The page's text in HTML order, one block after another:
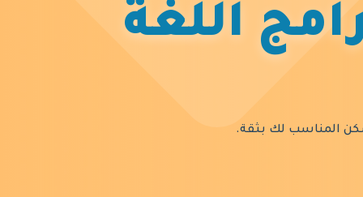
اللغة
المناسب لك بثقة.